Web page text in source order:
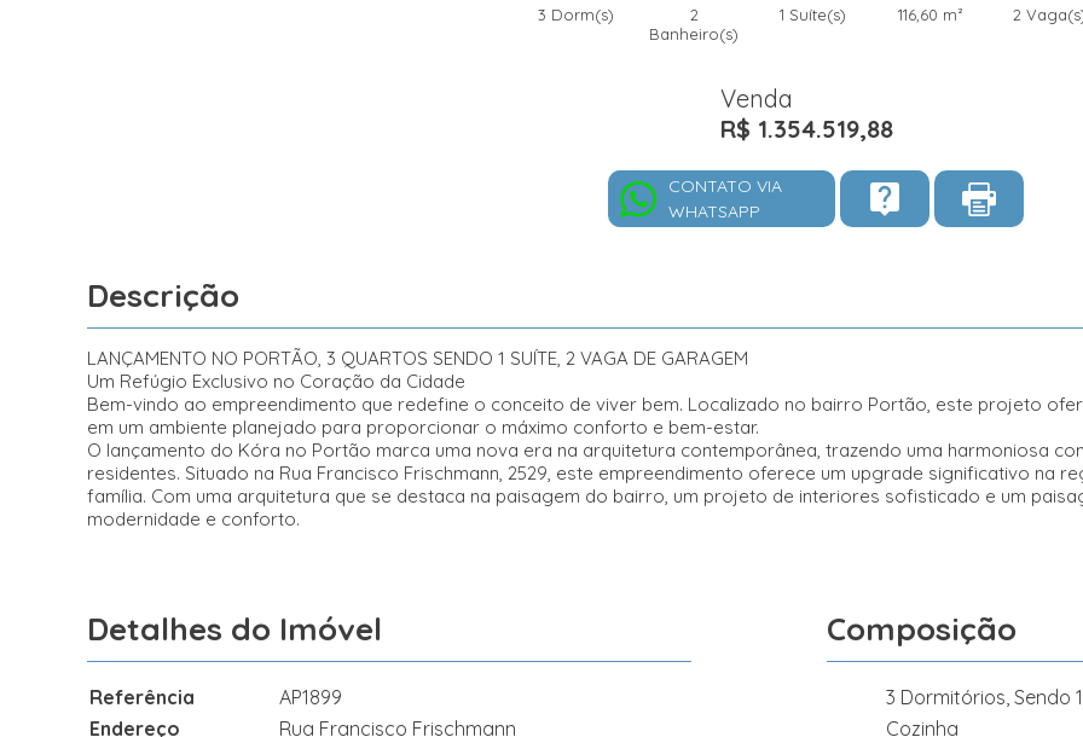
3 Dorm(s)
2
Banheiro(s)
1 Suíte(s) 116,60 m² 2
Venda
R$ 1.354.519,88
CONTATO VIA
WHATSAPP
Descrição
LANÇAMENTO NO PORTÃO, 3 QUARTOS SENDO 1 SUÍTE, 2 VAGA DE GARAGEM
Um Refúgio Exclusivo no Coração da Cidade
Bem-vindo ao empreendimento que redefine o conceito de viver bem. Localizado no bairro Portão, este projeto
em um ambiente planejado para proporcionar o máximo conforto e bem-estar.
O lançamento do Kóra no Portão marca uma nova era na arquitetura contemporânea, trazendo uma harmoniosa
residentes. Situado na Rua Francisco Frischmann, 2529, este empreendimento oferece um upgrade significativo na
família. Com uma arquitetura que se destaca na paisagem do bairro, um projeto de interiores sofisticado e um
modernidade e conforto.
Detalhes do Imóvel
Referência
AP1899
Endereço
Rua Francisco Frischmann
Composição
3 Dormitórios, Sendo
Cozinha